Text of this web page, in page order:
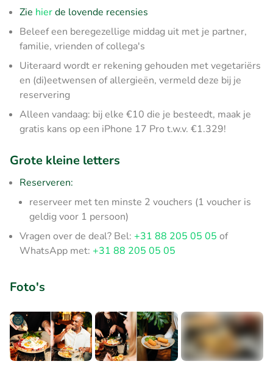
Zie hierde lovende recensies
Beleef een beregezellige middag uit met je partner,
familie, vrienden of collega's
Uiteraard wordt er rekening gehouden met vegetariërs
en (di)eetwensen of allergieën, vermeld deze bij je
reservering
Alleen vandaag: bij elke €10 die je besteedt, maak je
gratis kans op een iPhone 17 Pro t.w.v. €1.329!
Grote kleine letters
Reserveren:
reserveer met ten minste 2 vouchers (1 voucher is
geldig voor 1 persoon)
Vragen over de deal? Bel: +31 88 205 05 05 of
WhatsApp met: +31 88 205 05 05
Foto's